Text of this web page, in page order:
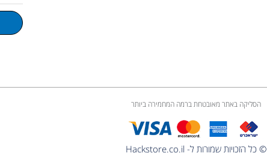
הסליקה באתר מאובטחת ברמה המחמירה ביותר
© כל הזכויות שמורות ל- Hackstore.co.il